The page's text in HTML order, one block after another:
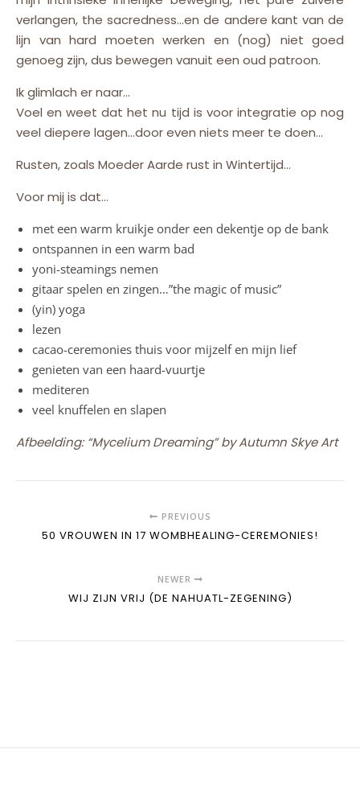
verlangen, the sacredness…en de andere kant van de
lijn van hard moeten werken en (nog) niet goed
genoeg zijn, dus bewegen vanuit een oud patroon.
Ik glimlach er naar…
Voel en weet dat het nu tijd is voor integratie op nog
veel diepere lagen…door even niets meer te doen…
Rusten, zoals Moeder Aarde rust in Wintertijd…
Voor mij is dat…
met een warm kruikje onder een dekentje op de bank
ontspannen in een warm bad
yoni-steamings nemen
gitaar spelen en zingen…”the magic of music”
(yin) yoga
lezen
cacao-ceremonies thuis voor mijzelf en mijn lief
genieten van een haard-vuurtje
mediteren
veel knuffelen en slapen
Afbeelding: “Mycelium Dreaming” by Autumn Skye Art
PREVIOUS
50 VROUWEN IN 17 WOMBHEALING-CEREMONIES!
NEWER
WIJ ZIJN VRIJ (DE NAHUATL-ZEGENING)